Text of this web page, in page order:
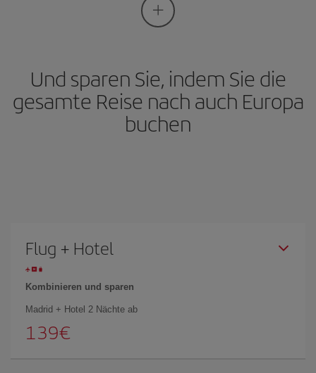
Und sparen Sie, indem Sie die
gesamte Reise nach auch Europa
buchen
Flug + Hotel
Kombinieren und sparen
Madrid + Hotel 2 Nächte ab
139€